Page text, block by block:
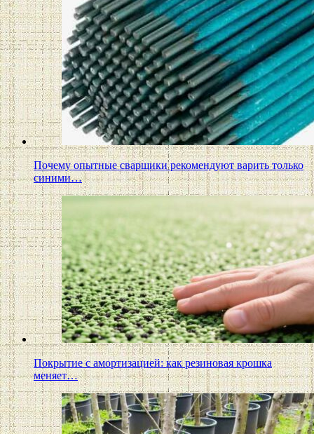
Почему опытные сварщики рекомендуют варить только
синими…
Покрытие с амортизацией: как резиновая крошка
меняет…